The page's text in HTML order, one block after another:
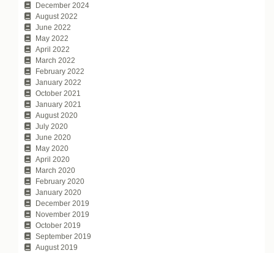
December 2024
August 2022
June 2022
May 2022
April 2022
March 2022
February 2022
January 2022
October 2021
January 2021
August 2020
July 2020
June 2020
May 2020
April 2020
March 2020
February 2020
January 2020
December 2019
November 2019
October 2019
September 2019
August 2019